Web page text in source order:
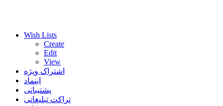
Wish Lists
Create
Edit
View
اشتراک ویژه
اینماد
پشتیبانی
تراکت تبلیغاتی